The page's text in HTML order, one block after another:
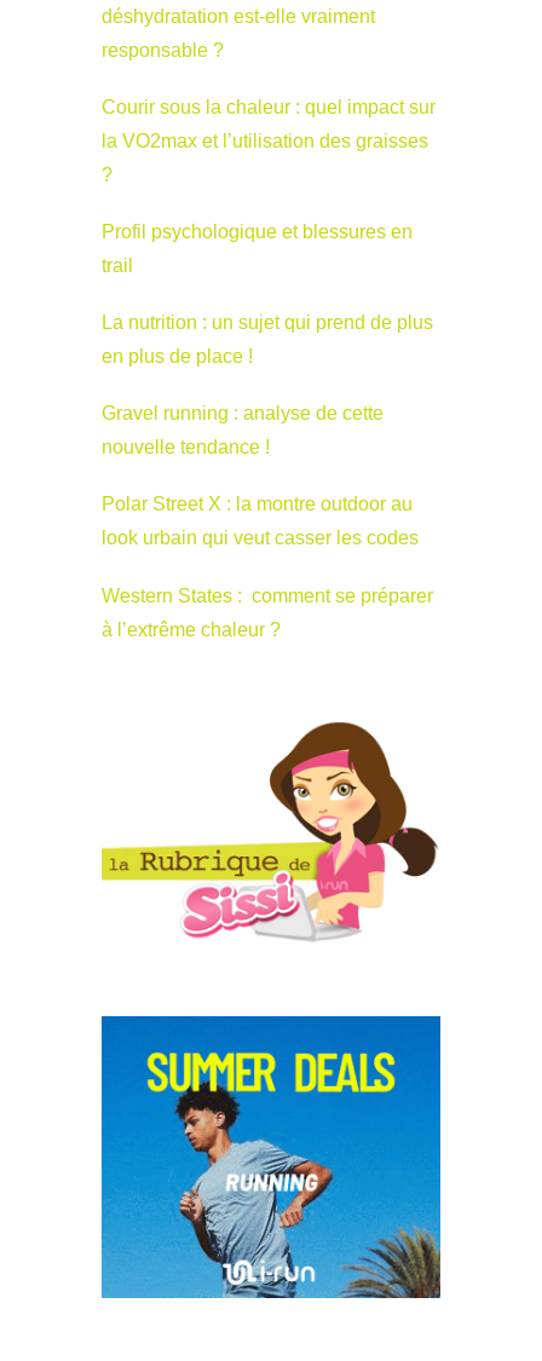
déshydratation est-elle vraiment
responsable ?
Courir sous la chaleur : quel impact sur
la VO2max et l’utilisation des graisses
?
Profil psychologique et blessures en
trail
La nutrition : un sujet qui prend de plus
en plus de place !
Gravel running : analyse de cette
nouvelle tendance !
Polar Street X : la montre outdoor au
look urbain qui veut casser les codes
Western States : comment se préparer
à l’extrême chaleur ?